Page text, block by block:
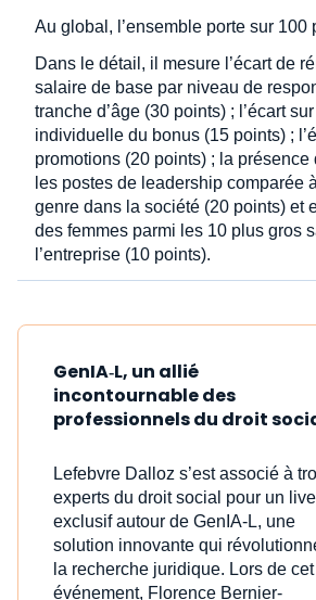
Au global, l’ensemble porte sur 100
Dans le détail, il mesure l’écart de
salaire de base par niveau de
tranche d’âge (30 points) ; l’écart
individuelle du bonus (15 points) ;
promotions (20 points) ; la présence
les postes de leadership comparée
genre dans la société (20 points) et
des femmes parmi les 10 plus gros
l’entreprise (10 points).
GenIA‑L, un allié
incontournable des
professionnels du droit
Lefebvre Dalloz s’est associé à
experts du droit social pour un live
exclusif autour de GenIA‑L, une
solution innovante qui
la recherche juridique. Lors de cet
événement, Florence Bernier-